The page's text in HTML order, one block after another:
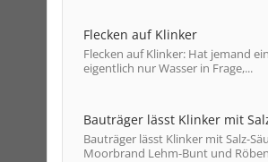
Flecken auf Klinker
Flecken auf Klinker: Hat jemand
eigentlich nur Wasser in Frage,...
Bauträger lässt Klinker mit
Bauträger lässt Klinker mit Salz-
Moorbrand Lehm-Bunt und